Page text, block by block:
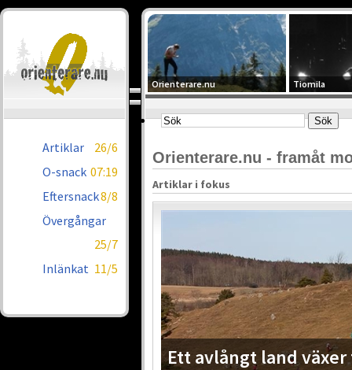
Artiklar
26/6
O-snack 07:19
Eftersnack8/8
Övergångar
25/7
Inlänkat 11/5
Orienterare.nu Tiomila
Orienterare.nu - framåt
Artiklar i fokus
Ett avlångt land växer